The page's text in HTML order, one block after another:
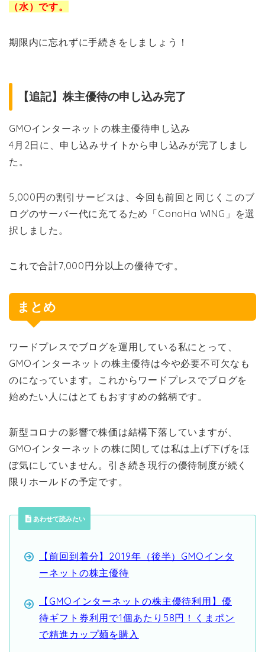
（水）です。
期限内に忘れずに手続きをしましょう！
【追記】株主優待の申し込み完了
GMOインターネットの株主優待申し込み
4月2日に、申し込みサイトから申し込みが完了しまし
た。
5,000円の割引サービスは、今回も前回と同じくこのブ
ログのサーバー代に充てるため「ConoHa WING」を選
択しました。
これで合計7,000円分以上の優待です。
まとめ
ワードプレスでブログを運用している私にとって、
GMOインターネットの株主優待は今や必要不可欠なも
のになっています。これからワードプレスでブログを
始めたい人にはとてもおすすめの銘柄です。
新型コロナの影響で株価は結構下落していますが、
GMOインターネットの株に関しては私は上げ下げをほ
ぼ気にしていません。引き続き現行の優待制度が続く
限りホールドの予定です。
あわせて読みたい
【前回到着分】2019年（後半）GMOインタ
ーネットの株主優待
【GMOインターネットの株主優待利用】優
待ギフト券利用で1個あたり58円！くまポン
で精進カップ麺を購入